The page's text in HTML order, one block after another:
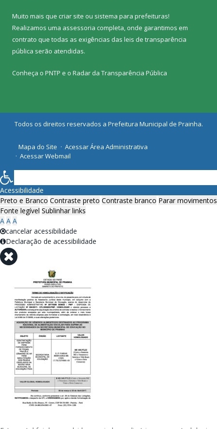
Muito mais que criar site ou sistema para prefeituras!
Realizamos uma assessoria completa, onde garantimos em
contrato que todas as exigências das leis de transparência
pública serão atendidas.
Conheça o PNTP e o Radar da Transparência Pública
Todos os direitos reservados a Prefeitura Municipal de Prainha.
Mapa do Site
Acessar Área Administrativa
Acessar Webmail
Acessibilidade
Preto e Branco Contraste preto Contraste branco Parar movimentos
Fonte legível Sublinhar links
A A A
cancelar acessibilidade
Declaração de acessibilidade